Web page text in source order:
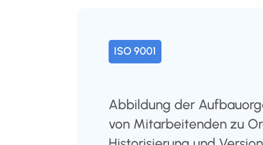
ISO 9001
Abbildung der
von Mitarbeitenden zu